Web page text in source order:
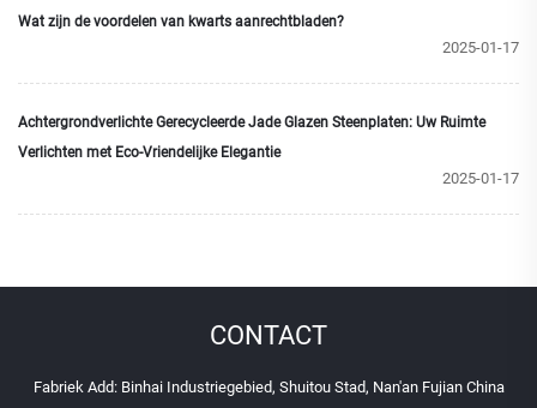
Wat zijn de voordelen van kwarts aanrechtbladen?
2025-01-17
Achtergrondverlichte Gerecycleerde Jade Glazen Steenplaten: Uw Ruimte
Verlichten met Eco-Vriendelijke Elegantie
2025-01-17
CONTACT
Fabriek Add: Binhai Industriegebied, Shuitou Stad, Nan'an Fujian China